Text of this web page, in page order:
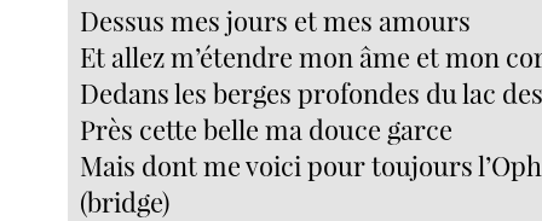
Dessus mes jours et mes amours
Et allez m’étendre mon âme et mon
Dedans les berges profondes du lac
Près cette belle ma douce garce
Mais dont me voici pour toujours
(bridge)